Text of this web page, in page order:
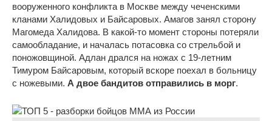
вооруженного конфликта в Москве между чеченскими
кланами Халидовых и Байсаровых. Амагов занял сторону
Магомеда Халидова. В какой-то момент стороны потеряли
самообладание, и началась потасовка со стрельбой и
поножовщиной. Адлан дрался на ножах с 19-летним
Тимуром Байсаровым, который вскоре поехал в больницу
с ножевыми. А двое бандитов отправились в морг.